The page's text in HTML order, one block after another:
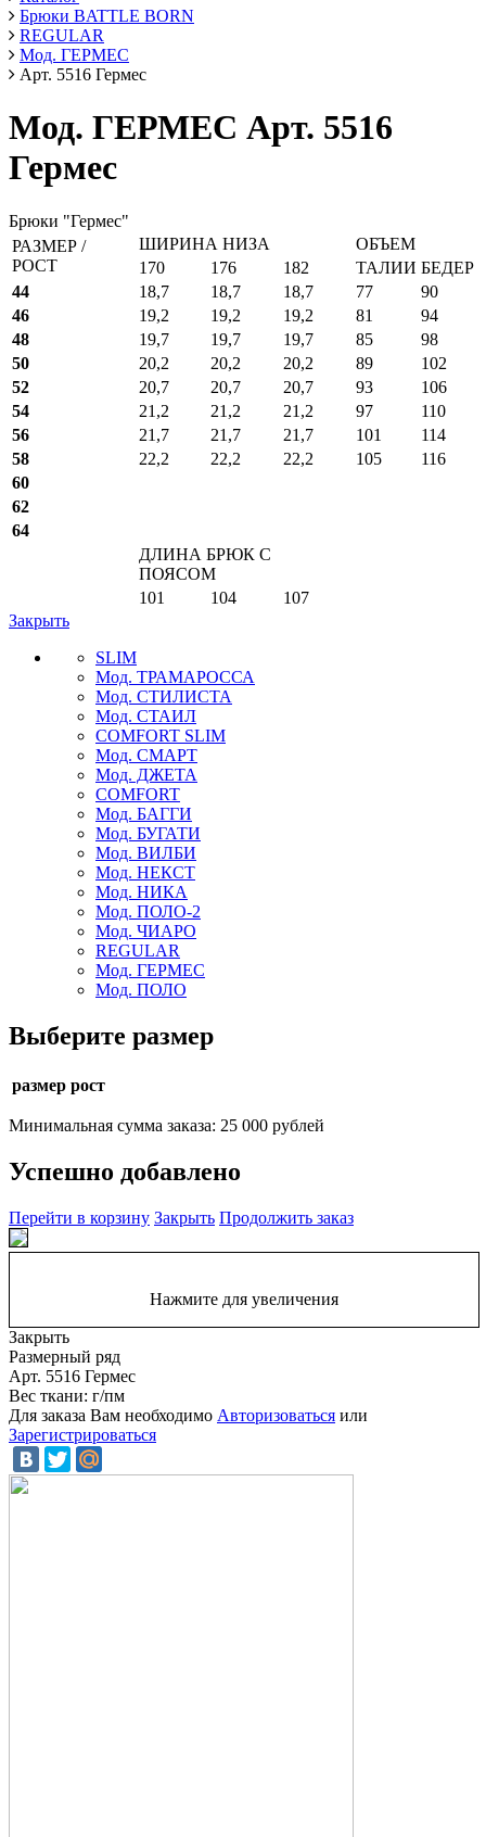
Брюки BATTLE BORN
REGULAR
Мод. ГЕРМЕС
Арт. 5516 Гермес
Мод. ГЕРМЕС Арт. 5516
Гермес
Брюки "Гермес"
РАЗМЕР /
РОСТ
ШИРИНА НИЗА
ОБЪЕМ
170
176 182 ТАЛИИ БЕДЕР
44
18,7 18,7 18,7 77
90
46
19,2 19,2 19,2 81
94
48
19,7 19,7 19,7 85
98
50
20,2 20,2 20,2 89
102
52
20,7 20,7 20,7 93
106
54
21,2 21,2 21,2 97
110
56
21,7 21,7 21,7 101
114
58
22,2 22,2 22,2 105
116
60
62
64
ДЛИНА БРЮК С
ПОЯСОМ
101
104
107
Закрыть
SLIM
Мод. ТРАМАРОССА
Мод. СТИЛИСТА
Мод. СТАИЛ
COMFORT SLIM
Мод. СМАРТ
Мод. ДЖЕТА
COMFORT
Мод. БАГГИ
Мод. БУГАТИ
Мод. ВИЛБИ
Мод. НЕКСТ
Мод. НИКА
Мод. ПОЛО-2
Мод. ЧИАРО
REGULAR
Мод. ГЕРМЕС
Мод. ПОЛО
Выберите размер
размер рост
Минимальная сумма заказа: 25 000 рублей
Успешно добавлено
Перейти в корзину Закрыть Продолжить заказ
Нажмите для увеличения
Закрыть
Размерный ряд
Арт. 5516 Гермес
Вес ткани: г/пм
Для заказа Вам необходимо Авторизоваться или
Зарегистрироваться